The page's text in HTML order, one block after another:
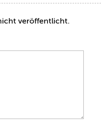
veröffentlicht.